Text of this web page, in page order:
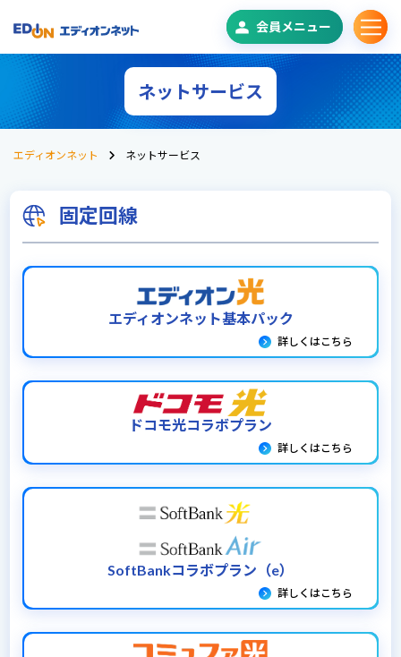
会員メニュー
ネットサービス
エディオンネット ネットサービス
固定回線
エディオンネット基本パック
詳しくはこちら
ドコモ光コラボプラン
詳しくはこちら
SoftBankコラボプラン（e）
詳しくはこちら